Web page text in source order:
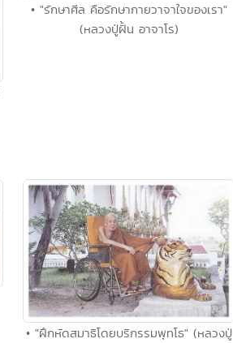
• "รักษาศีล คือรักษากายวาจาใจของเรา"
(หลวงปู่ฝั้น อาจาโร)
• "ฝึกหัดสมาธิโดยบริกรรมพุทโธ" (หลวงปู่